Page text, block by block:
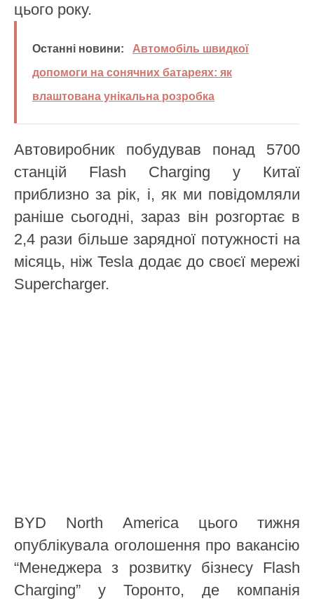
цього року.
Останні новини:
Автомобіль швидкої
допомоги на сонячних батареях: як
влаштована унікальна розробка
Автовиробник побудував понад 5700
станцій Flash Charging у Китаї
приблизно за рік, і, як ми повідомляли
раніше сьогодні, зараз він розгортає в
2,4 рази більше зарядної потужності на
місяць, ніж Tesla додає до своєї мережі
Supercharger.
BYD North America цього тижня
опублікувала оголошення про вакансію
“Менеджера з розвитку бізнесу Flash
Charging” у Торонто, де компанія